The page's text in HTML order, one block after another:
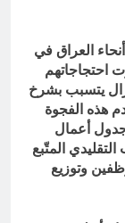
العراق في
احتجاجاتهم
يتسبب بشرخ
هذه الفجوة
أعمال
المتّبع
وتوزيع